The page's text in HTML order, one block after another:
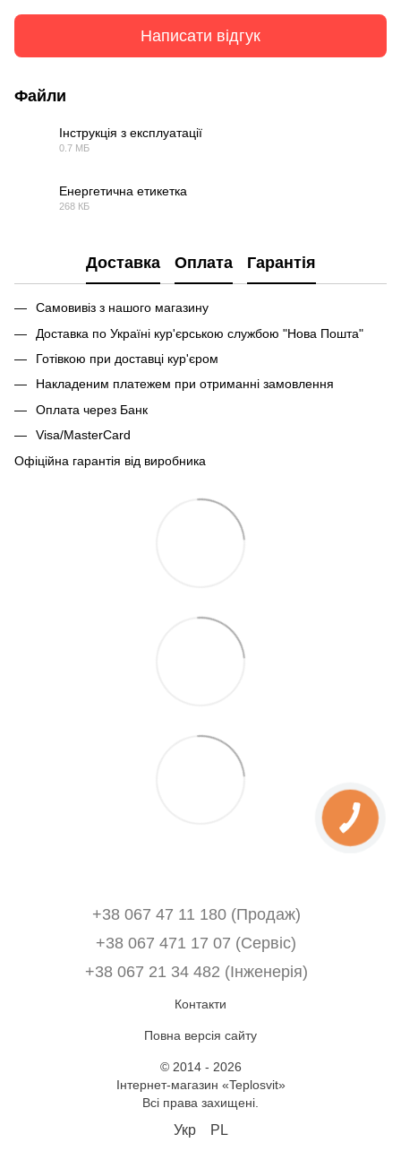
Написати відгук
Файли
Інструкція з експлуатації
0.7 МБ
Енергетична етикетка
268 КБ
Доставка Оплата Гарантія
Самовивіз з нашого магазину
Доставка по Україні кур'єрською службою "Нова Пошта"
Готівкою при доставці кур'єром
Накладеним платежем при отриманні замовлення
Оплата через Банк
Visa/MasterCard
Офіційна гарантія від виробника
+38 067 47 11 180 (Продаж)
+38 067 471 17 07 (Сервіс)
‎+38 067 21 34 482 (Інженерія)
Контакти
Повна версія сайту
© 2014 - 2026
Інтернет-магазин «Teplosvit»
Всі права захищені.
Укр PL